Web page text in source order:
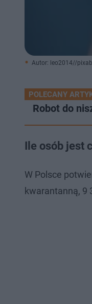
Autor: leo2014//
POLECANY
Robot do
Ile osób jest
W Polsce
kwarantanną, 9